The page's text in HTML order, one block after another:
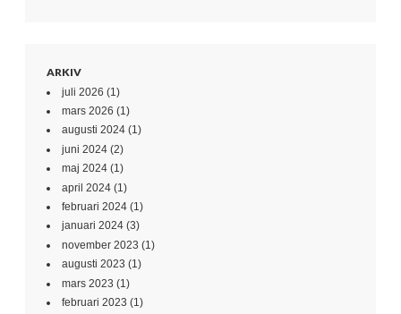
ARKIV
juli 2026 (1)
mars 2026 (1)
augusti 2024 (1)
juni 2024 (2)
maj 2024 (1)
april 2024 (1)
februari 2024 (1)
januari 2024 (3)
november 2023 (1)
augusti 2023 (1)
mars 2023 (1)
februari 2023 (1)